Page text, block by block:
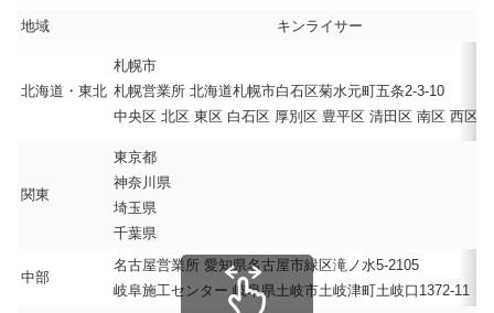
地域 キンライサー
北海道・東北
札幌市
札幌営業所 北海道札幌市白石区菊水元町五条2-3-10
中央区 北区 東区 白石区 厚別区 豊平区 清田区 南区 西区
関東
東京都
神奈川県
埼玉県
千葉県
中部
名古屋営業所 愛知県名古屋市緑区滝ノ水5-2105
岐阜施工センター 岐阜県土岐市土岐津町土岐口1372-11